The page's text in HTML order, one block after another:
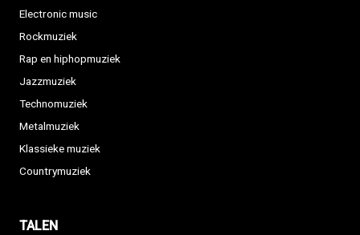
Electronic music
Rockmuziek
Rap en hiphopmuziek
Jazzmuziek
Technomuziek
Metalmuziek
Klassieke muziek
Countrymuziek
TALEN